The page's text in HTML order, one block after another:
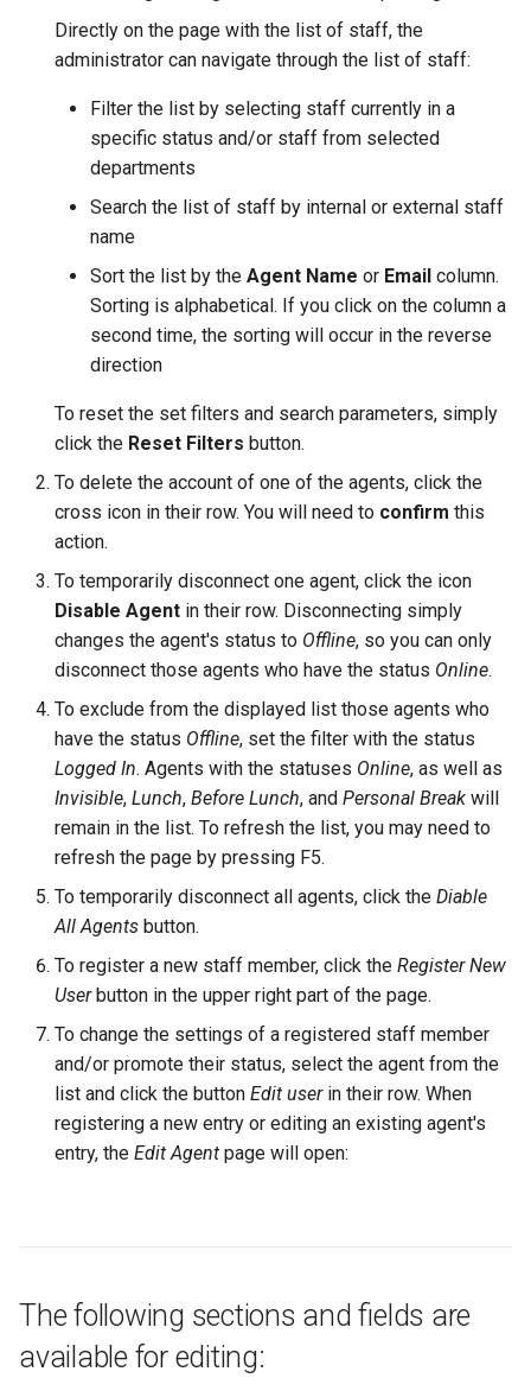
Passo 5. Conectando Canais
de Comunicação
Seção "Canais"
Seção "Janela de
Teclas de atalho no espaço
de trabalho do agente
Inserção de um hiperlink
uma mensagem
Criar notas sobre os
Redirecionando a caixa de
diálogo para outro agente
site na lista e iniciar um
Enviar um arquivo para o
visitante
Enviar conversa para o
endereço de e-mail do
Redirecionamento do
para outro site
Como transformar um link em
um botão de início de chat
site em um iframe
Interface postMessage do
Rox.Chat CRM
Google Analytics
Time schedule Section
Assigning a Supervisor
Rox.Chat Mobile SDK para
aplicativos iOS
Recursos adicionais do
Rox.Chat Mobile SDK para
Rox.Chat Mobile SDK para
Notas de versão do
Directly on the page with the list of staff, the
administrator can navigate through the list of staff:
Filter the list by selecting staff currently in a
specific status and/or staff from selected
departments
Search the list of staff by internal or external staff
name
Sort the list by the Agent Name or Email column.
Sorting is alphabetical. If you click on the column a
second time, the sorting will occur in the reverse
direction
To reset the set filters and search parameters, simply
click the Reset Filters button.
To delete the account of one of the agents, click the
cross icon in their row. You will need to confirm this
action.
To temporarily disconnect one agent, click the icon
Disable Agent in their row. Disconnecting simply
changes the agent's status to Offline, so you can only
disconnect those agents who have the status Online.
To exclude from the displayed list those agents who
have the status Offline, set the filter with the status
Logged In. Agents with the statuses Online, as well as
Invisible, Lunch, Before Lunch, and Personal Break will
remain in the list. To refresh the list, you may need to
refresh the page by pressing F5.
To temporarily disconnect all agents, click the Diable
All Agents button.
To register a new staff member, click the Register New
Userbutton in the upper right part of the page.
To change the settings of a registered staff member
and/or promote their status, select the agent from the
list and click the button Edit userin their row. When
registering a new entry or editing an existing agent's
entry, the Edit Agent page will open:
The following sections and fields are
available for editing: